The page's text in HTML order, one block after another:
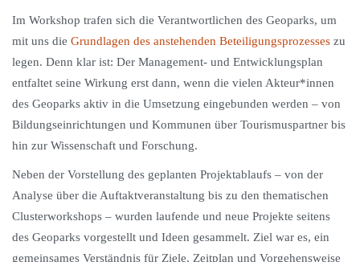
Im Workshop trafen sich die Verantwortlichen des Geoparks, um
mit uns die Grundlagen des anstehenden Beteiligungsprozesses zu
legen. Denn klar ist: Der Management- und Entwicklungsplan
entfaltet seine Wirkung erst dann, wenn die vielen Akteur*innen
des Geoparks aktiv in die Umsetzung eingebunden werden – von
Bildungseinrichtungen und Kommunen über Tourismuspartner bis
hin zur Wissenschaft und Forschung.
Neben der Vorstellung des geplanten Projektablaufs – von der
Analyse über die Auftaktveranstaltung bis zu den thematischen
Clusterworkshops – wurden laufende und neue Projekte seitens
des Geoparks vorgestellt und Ideen gesammelt. Ziel war es, ein
gemeinsames Verständnis für Ziele, Zeitplan und Vorgehensweise